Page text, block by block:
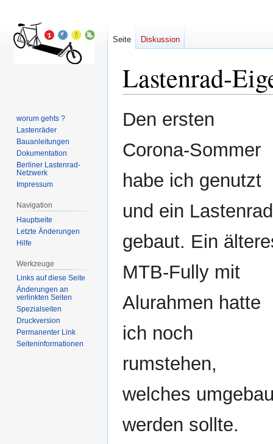
Lastenrad-
Zur
Navigation
Zur
Suche
Den ersten
Corona-Sommer
habe ich genutzt
und ein Lastenrad
gebaut. Ein
MTB-Fully mit
Alurahmen hatte
ich noch
rumstehen,
welches
werden sollte.
Seite Diskussion
worum gehts ?
Lastenräder
Bauanleitungen
Dokumentation
Berliner Lastenrad-
Netzwerk
Impressum
Navigation
Hauptseite
Letzte Änderungen
Hilfe
Werkzeuge
Links auf diese Seite
Änderungen an
verlinkten Seiten
Spezialseiten
Druckversion
Permanenter Link
Seiten­informationen